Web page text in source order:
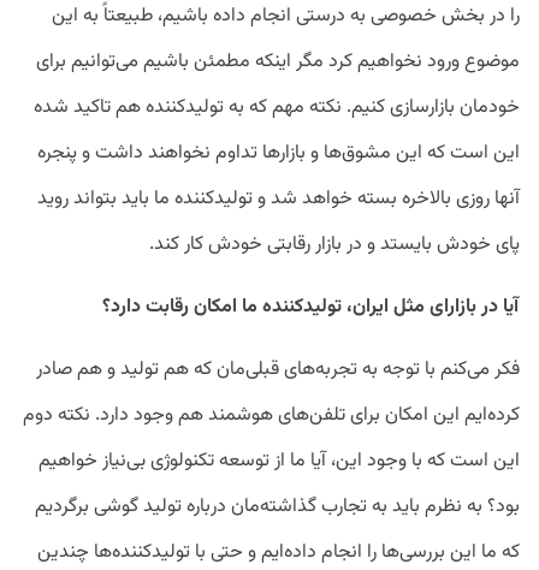
را در بخش خصوصی به درستی انجام داده باشیم، طبیعتاً به این
موضوع ورود نخواهیم کرد مگر اینکه مطمئن باشیم می‌توانیم برای
خودمان بازارسازی کنیم. نکته مهم که به تولیدکننده هم تاکید شده
این است که این مشوق‌ها و بازارها تداوم نخواهند داشت و پنجره
آنها روزی بالاخره بسته خواهد شد و تولیدکننده ما باید بتواند روید
پای خودش بایستد و در بازار رقابتی خودش کار کند.
آیا در بازارای مثل ایران، تولیدکننده ما امکان رقابت دارد؟
فکر می‌کنم با توجه به تجربه‌های قبلی‌مان که هم تولید و هم صادر
کرده‌ایم این امکان برای تلفن‌های هوشمند هم وجود دارد. نکته دوم
این است که با وجود این، آیا ما از توسعه تکنولوژی بی‌نیاز خواهیم
بود؟ به نظرم باید به تجارب گذاشته‌مان درباره تولید گوشی برگردیم
که ما این بررسی‌ها را انجام داده‌ایم و حتی با تولیدکننده‌ها چندین